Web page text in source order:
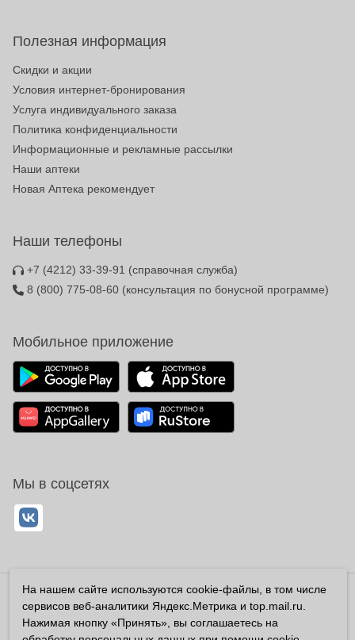
Полезная информация
Скидки и акции
Условия интернет-бронирования
Услуга индивидуального заказа
Политика конфиденциальности
Информационные и рекламные рассылки
Наши аптеки
Новая Аптека рекомендует
Наши телефоны
+7 (4212) 33-39-91 (справочная служба)
8 (800) 775-08-60 (консультация по бонусной программе)
Мобильное приложение
Мы в соцсетях
Владелец сайта ООО «Суперфарма» ОГРН 1032700302194
Все права защищены ©2026
На нашем сайте используются cookie-файлы, в том числе
сервисов веб-аналитики Яндекс.Метрика и top.mail.ru.
Нажимая кнопку «Принять», вы соглашаетесь на